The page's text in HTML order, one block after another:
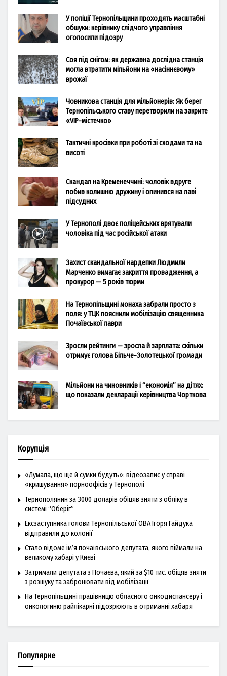
У поліції Тернопільщини проходять масштабні
обшуки: керівнику слідчого управління
оголосили підозру
Соя під снігом: як державна дослідна станція
могла втратити мільйони на «насіннєвому»
врожаї
Човникова станція для мільйонерів: Як берег
Тернопільського ставу перетворили на закрите
«VIP-містечко»
Тактичні кросівки при роботі зі сходами та на
висоті
Скандал на Кременеччині: чоловік вдруге
побив колишню дружину і опинився на лаві
підсудних
У Тернополі двоє поліцейських врятували
чоловіка під час російської атаки
Захист скандальної нардепки Людмили
Марченко вимагає закриття провадження, а
прокурор — 5 років тюрми
На Тернопільщині монаха забрали просто з
поля: у ТЦК пояснили мобілізацію священника
Почаївської лаври
Зросли рейтинги — зросла й зарплата: скільки
отримує голова Більче-Золотецької громади
Мільйони на чиновників і “економія” на дітях:
що показали декларації керівництва Чорткова
Корупція
«Думала, що ще й сумки будуть»: відеозапис у справі
«кришування» порноофісів у Тернополі
Тернополянин за 3000 доларів обіцяв зняти з обліку в
системі “Оберіг”
Ексзаступника голови Тернопільської ОВА Ігоря Гайдука
відправили до колонії
Стало відоме ім’я почаївського депутата, якого піймали на
великому хабарі у Києві
Затримали депутата з Почаєва, який за $10 тис. обіцяв зняти
з розшуку та забронювати від мобілізації
На Тернопільщині працівницю обласного онкодиспансеру і
онкологиню райлікарні підозрюють в отриманні хабаря
Популярне